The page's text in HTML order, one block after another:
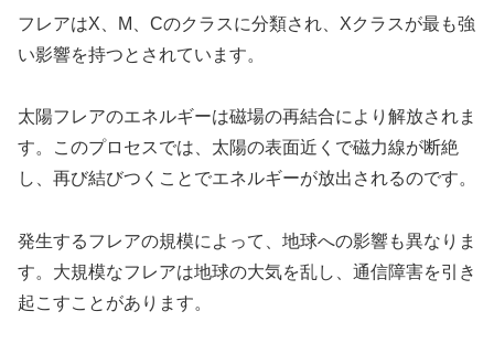
フレアはX、M、Cのクラスに分類され、Xクラスが最も強
い影響を持つとされています。
太陽フレアのエネルギーは磁場の再結合により解放されま
す。このプロセスでは、太陽の表面近くで磁力線が断絶
し、再び結びつくことでエネルギーが放出されるのです。
発生するフレアの規模によって、地球への影響も異なりま
す。大規模なフレアは地球の大気を乱し、通信障害を引き
起こすことがあります。